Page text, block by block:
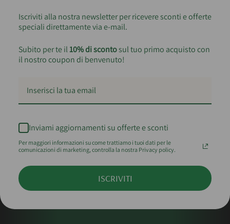
Iscriviti alla nostra newsletter per ricevere sconti e offerte
speciali direttamente via e-mail.
Subito per te il10% di scontosul tuo primo acquisto con
il nostro coupon di benvenuto!
Inviami aggiornamenti su offerte e sconti
Per maggiori informazioni su come trattiamo i tuoi dati per le
comunicazioni di marketing, controlla la nostra Privacy policy.
ISCRIVITI